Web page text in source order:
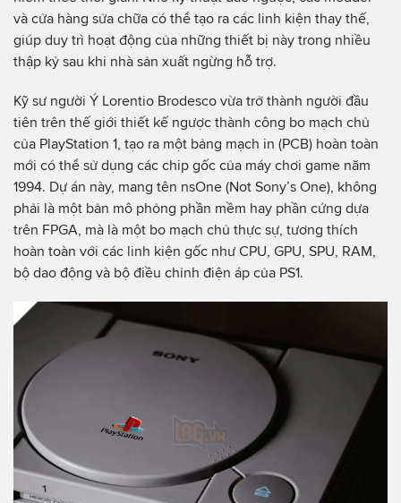
và cửa hàng sửa chữa có thể tạo ra các linh kiện thay thế,
giúp duy trì hoạt động của những thiết bị này trong nhiều
thập kỷ sau khi nhà sản xuất ngừng hỗ trợ.
Kỹ sư người Ý Lorentio Brodesco vừa trở thành người đầu
tiên trên thế giới thiết kế ngược thành công bo mạch chủ
của PlayStation 1, tạo ra một bảng mạch in (PCB) hoàn toàn
mới có thể sử dụng các chip gốc của máy chơi game năm
1994. Dự án này, mang tên nsOne (Not Sony’s One), không
phải là một bản mô phỏng phần mềm hay phần cứng dựa
trên FPGA, mà là một bo mạch chủ thực sự, tương thích
hoàn toàn với các linh kiện gốc như CPU, GPU, SPU, RAM,
bộ dao động và bộ điều chỉnh điện áp của PS1.